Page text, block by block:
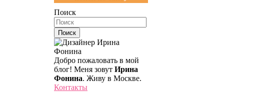
Поиск
Добро пожаловать в мой
блог! Меня зовут Ирина
Фонина. Живу в Москве.
Контакты